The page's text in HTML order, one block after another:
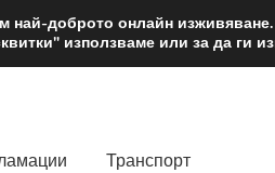
Транспорт
най-доброто онлайн изживяване.
използваме или за да ги